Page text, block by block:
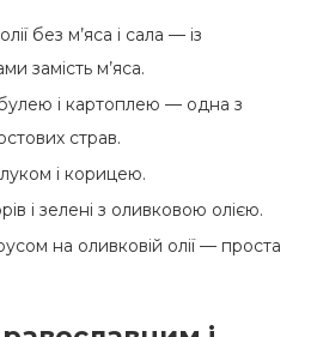
без м’яса і сала — із
замість м’яса.
і картоплею — одна з
страв.
і корицею.
і зелені з оливковою олією.
на оливковій олії — проста